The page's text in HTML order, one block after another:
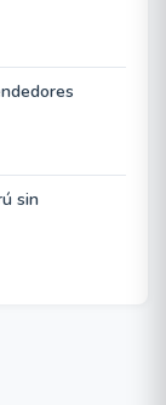
sin